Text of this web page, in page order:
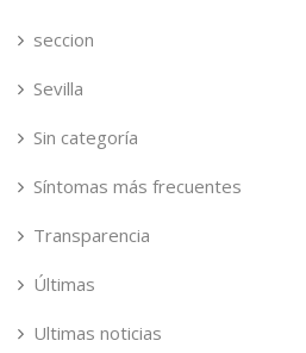
seccion
Sevilla
Sin categoría
Síntomas más frecuentes
Transparencia
Últimas
Ultimas noticias